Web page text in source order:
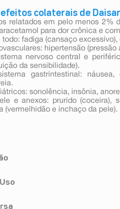
efeitos colaterais de
relatados em pelo menos 2%
para dor crônica e
fadiga (cansaço
hipertensão (pressão
nervoso central e
da sensibilidade).
gastrintestinal:
sonolência, insônia,
e anexos: prurido (coceira),
(vermelhidão e inchaço da pele).
componente de Daisan
de Daisan devem ser